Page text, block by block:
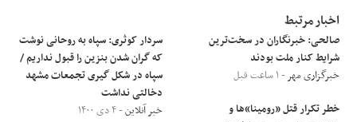
اخبار مرتبط
صالحی: خبرنگاران در سخت‌ترین
شرایط کنار ملت بودند
خبرگزاری مهر- ۱ ساعت قبل
خطر تکرار قتل «رومینا»ها و
سردار کوثری: سپاه به روحانی نوشت
که گران شدن بنزین را قبول نداریم /
سپاه در شکل گیری تجمعات مشهد
دخالتی نداشت
خبر آنلاین- ۴ دی ۱۴۰۰